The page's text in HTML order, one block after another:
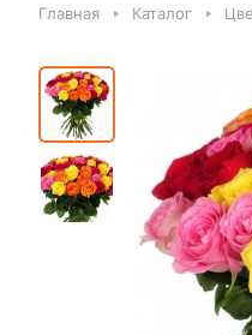
Главная Каталог